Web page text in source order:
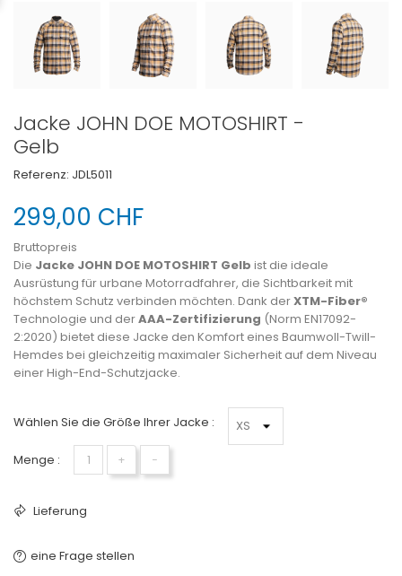
Jacke JOHN DOE MOTOSHIRT -
Gelb
Referenz: JDL5011
299,00 CHF
Bruttopreis
Die Jacke JOHN DOE MOTOSHIRT Gelb ist die ideale
Ausrüstung für urbane Motorradfahrer, die Sichtbarkeit mit
höchstem Schutz verbinden möchten. Dank derXTM-Fiber®
Technologie und derAAA-Zertifizierung (Norm EN17092-
2:2020) bietet diese Jacke den Komfort eines Baumwoll-Twill-
Hemdes bei gleichzeitig maximaler Sicherheit auf dem Niveau
einer High-End-Schutzjacke.
Wählen Sie die Größe Ihrer Jacke :
Menge : + −
Lieferung
eine Frage stellen